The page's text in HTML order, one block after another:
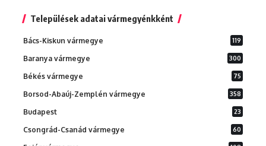
Települések adatai vármegyénkként
Bács-Kiskun vármegye 119
Baranya vármegye 300
Békés vármegye 75
Borsod-Abaúj-Zemplén vármegye 358
Budapest 23
Csongrád-Csanád vármegye 60